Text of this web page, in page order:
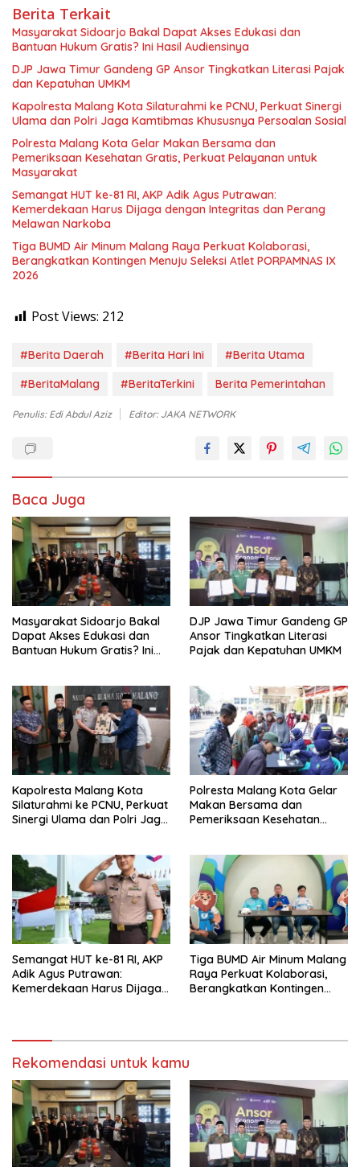
Berita Terkait
Masyarakat Sidoarjo Bakal Dapat Akses Edukasi dan
Bantuan Hukum Gratis? Ini Hasil Audiensinya
DJP Jawa Timur Gandeng GP Ansor Tingkatkan Literasi Pajak
dan Kepatuhan UMKM
Kapolresta Malang Kota Silaturahmi ke PCNU, Perkuat Sinergi
Ulama dan Polri Jaga Kamtibmas Khususnya Persoalan Sosial
Polresta Malang Kota Gelar Makan Bersama dan
Pemeriksaan Kesehatan Gratis, Perkuat Pelayanan untuk
Masyarakat
Semangat HUT ke-81 RI, AKP Adik Agus Putrawan:
Kemerdekaan Harus Dijaga dengan Integritas dan Perang
Melawan Narkoba
Tiga BUMD Air Minum Malang Raya Perkuat Kolaborasi,
Berangkatkan Kontingen Menuju Seleksi Atlet PORPAMNAS IX
2026
Post Views: 212
#Berita Daerah #Berita Hari Ini
#Berita Utama
#BeritaMalang
#BeritaTerkini Berita Pemerintahan
Penulis: Edi Abdul Aziz Editor: JAKA NETWORK
Baca Juga
Masyarakat Sidoarjo Bakal
Dapat Akses Edukasi dan
Bantuan Hukum Gratis? Ini
DJP Jawa Timur Gandeng GP
Ansor Tingkatkan Literasi
Pajak dan Kepatuhan UMKM
Kapolresta Malang Kota
Silaturahmi ke PCNU, Perkuat
Sinergi Ulama dan Polri Jaga
Polresta Malang Kota Gelar
Makan Bersama dan
Pemeriksaan Kesehatan
Semangat HUT ke-81 RI, AKP
Adik Agus Putrawan:
Kemerdekaan Harus Dijaga
Tiga BUMD Air Minum Malang
Raya Perkuat Kolaborasi,
Berangkatkan Kontingen
Rekomendasi untuk kamu